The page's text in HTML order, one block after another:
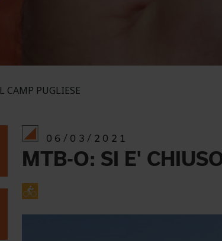
CAMP PUGLIESE
06/03/2021
MTB-O: SI E'